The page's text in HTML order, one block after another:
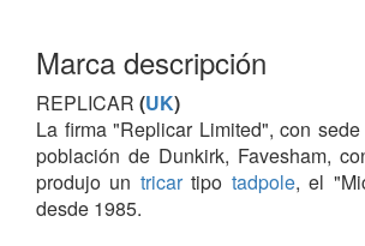
Marca descripción
REPLICAR (UK)
La firma "Replicar Limited", con
población de Dunkirk, Favesham,
produjo un tricartipo tadpole, el
desde 1985.